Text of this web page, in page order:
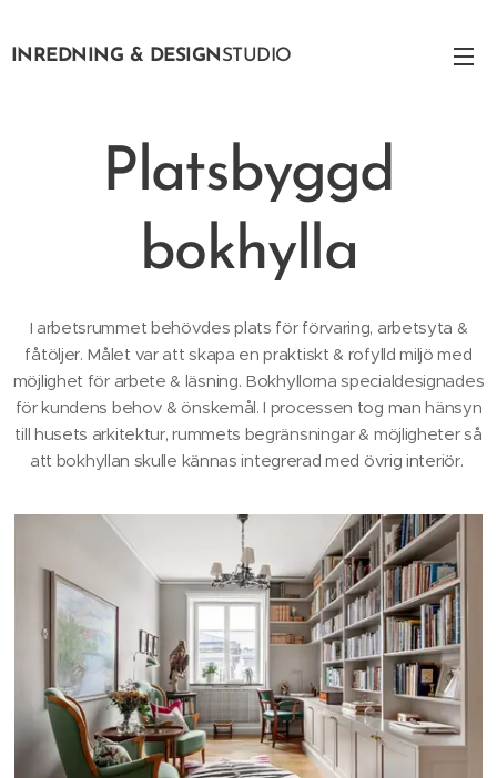
INREDNING & DESIGN STUDIO
Platsbyggd
bokhylla
I arbetsrummet behövdes plats för förvaring, arbetsyta &
fåtöljer. Målet var att skapa en praktiskt & rofylld miljö med
möjlighet för arbete & läsning. Bokhyllorna specialdesignades
för kundens behov & önskemål. I processen tog man hänsyn
till husets arkitektur, rummets begränsningar & möjligheter så
att bokhyllan skulle kännas integrerad med övrig interiör.